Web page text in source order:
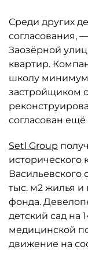
Среди других
согласования,
Заозёрной
квартир.
школу минимум
застройщиком
согласован ещё
Setl Group
исторического
Васильевского
тыс. м2 жилья и
фонда.
детский сад на
медицинской
движение на